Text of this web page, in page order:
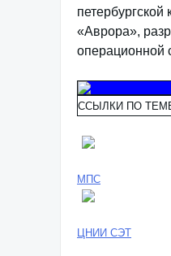
петербургской
«Аврора»,
операционной
ССЫЛКИ ПО
МПС
ЦНИИ СЭТ